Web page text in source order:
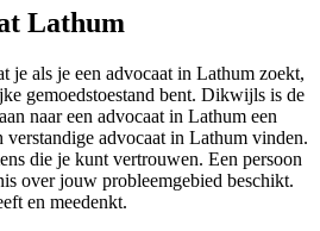
Lathum
je als je een advocaat in Lathum zoekt,
gemoedstoestand bent. Dikwijls is de
naar een advocaat in Lathum een
advocaat in Lathum vinden.
die je kunt vertrouwen. Een persoon
over jouw probleemgebied beschikt.
en meedenkt.